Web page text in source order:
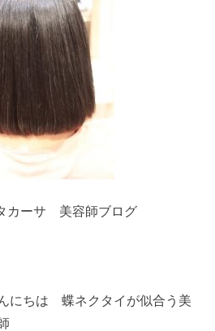
カーサ 美容師ブログ
にちは 蝶ネクタイが似合う美